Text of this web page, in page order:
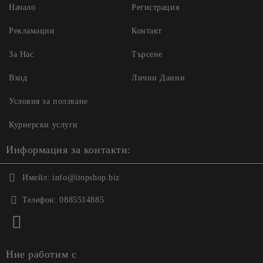
Начало
Рекламации
За Нас
Вход
Регистрация
Контакт
Търсене
Лични Данни
Условия за ползване
Куриерски услуги
Информация за контакти:
Имейл: info@itopshop.biz
Телефон: 0885514885
Ние работим с